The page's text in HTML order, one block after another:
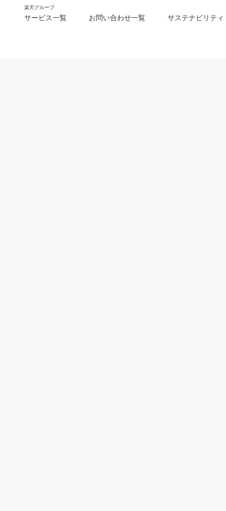
楽天グループ
サービス一覧 お問い合わせ一覧 サステナビリティ